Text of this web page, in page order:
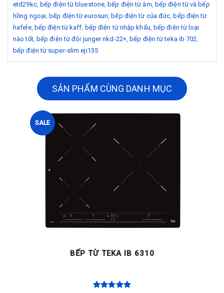
etd29kc, bếp điện từ bluestone, bếp điện từ âm, bếp điện từ và bếp
hồng ngoại, bếp điện từ eurosun, bếp điện từ của đức, bếp điện từ
hafele, bếp điện từ kaff, bếp điện từ nhập khẩu, bếp điện từ loại
nào tốt, bếp điện từ đôi junger nkd-22+, bếp điện từ teka ib 702,
bếp điện từ super-slim eji135
SẢN PHẨM CÙNG DANH MỤC
SALE
BẾP TỪ TEKA IB 6310